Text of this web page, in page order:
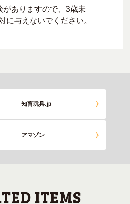
がありますので、3歳未
に与えないでください。
知育玩具.jp
アマゾン